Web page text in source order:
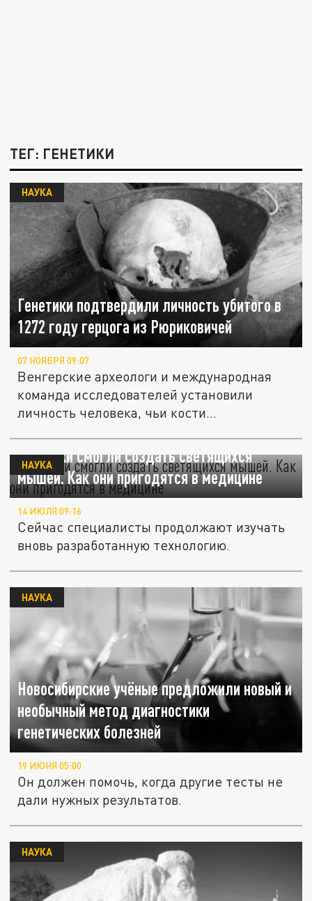
ТЕГ: ГЕНЕТИКИ
Генетики подтвердили личность убитого в
1272 году герцога из Рюриковичей
НАУКА
07 НОЯБРЯ 09:07
Венгерские археологи и международная
команда исследователей установили
личность человека, чьи кости
Генетики смогли создать светящихся
мышей. Как они пригодятся в медицине
НАУКА
14 ИЮЛЯ 09:16
Сейчас специалисты продолжают изучать
вновь разработанную технологию.
Новосибирские учёные предложили новый и
необычный метод диагностики
генетических болезней
НАУКА
19 ИЮНЯ 05:00
Он должен помочь, когда другие тесты не
дали нужных результатов.
НАУКА